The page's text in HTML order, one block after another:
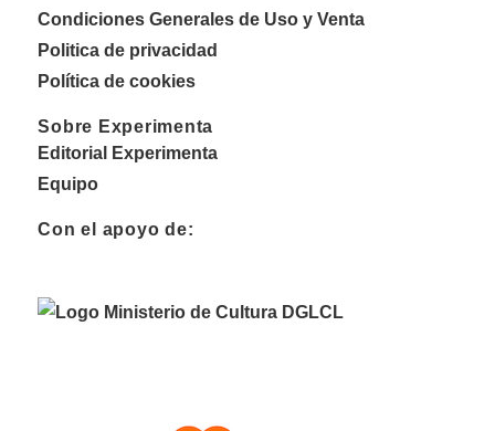
Condiciones Generales de Uso y Venta
Politica de privacidad
Política de cookies
Sobre Experimenta
Editorial Experimenta
Equipo
Con el apoyo de: